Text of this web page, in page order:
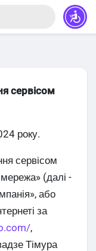
сервісом
року.
сервісом
(далі -
або
за
,
Тімура